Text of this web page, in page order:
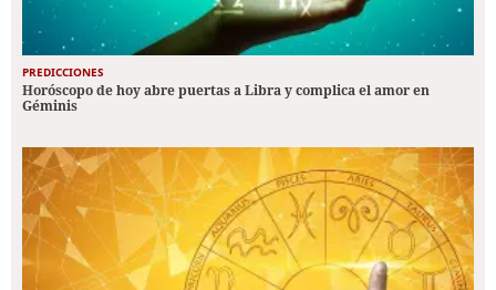
PREDICCIONES
Horóscopo de hoy abre puertas a Libra y complica el amor en
Géminis